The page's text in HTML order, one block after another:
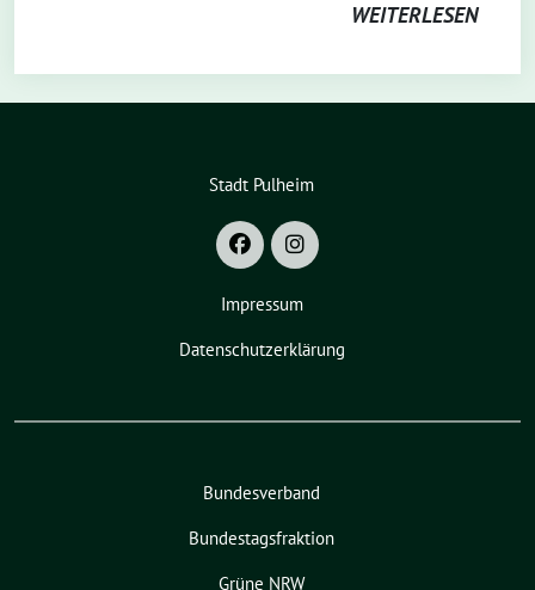
WEITERLESEN
Stadt Pulheim
Impressum
Datenschutzerklärung
Bundesverband
Bundestagsfraktion
Grüne NRW